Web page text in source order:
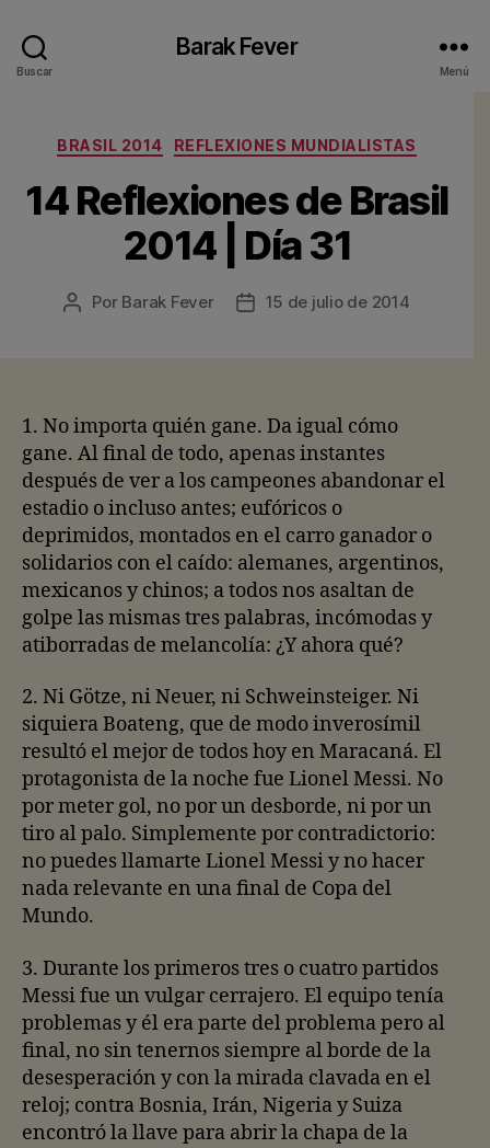
Buscar
Barak Fever
Menú
Categorías
BRASIL 2014 REFLEXIONES MUNDIALISTAS
14 Reflexiones de Brasil
2014 | Día 31
Autor
Por Barak Fever
Fecha15 de julio de 2014
1. No importa quién gane. Da igual cómo
gane. Al final de todo, apenas instantes
después de ver a los campeones abandonar el
estadio o incluso antes; eufóricos o
deprimidos, montados en el carro ganador o
solidarios con el caído: alemanes, argentinos,
mexicanos y chinos; a todos nos asaltan de
golpe las mismas tres palabras, incómodas y
atiborradas de melancolía: ¿Y ahora qué?
2. Ni Götze, ni Neuer, ni Schweinsteiger. Ni
siquiera Boateng, que de modo inverosímil
resultó el mejor de todos hoy en Maracaná. El
protagonista de la noche fue Lionel Messi. No
por meter gol, no por un desborde, ni por un
tiro al palo. Simplemente por contradictorio:
no puedes llamarte Lionel Messi y no hacer
nada relevante en una final de Copa del
Mundo.
3. Durante los primeros tres o cuatro partidos
Messi fue un vulgar cerrajero. El equipo tenía
problemas y él era parte del problema pero al
final, no sin tenernos siempre al borde de la
desesperación y con la mirada clavada en el
reloj; contra Bosnia, Irán, Nigeria y Suiza
encontró la llave para abrir la chapa de la